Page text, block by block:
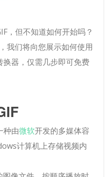
，但不知道如何开始吗？
我们将向您展示如何使用
器，仅需几步即可免费
种由微软开发的多媒体容
计算机上存储视频内